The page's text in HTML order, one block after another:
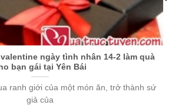
ngày tình nhân 14-2 làm quà
bạn gái tại Yên Bái
ranh giới của một món ăn, trở thành sứ
giả của